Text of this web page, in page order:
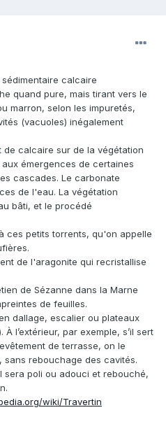
calcaire
quand pure, mais tirant vers le
marron, selon les impuretés,
(vacuoles) inégalement
calcaire sur de la végétation
émergences de certaines
cascades. Le carbonate
de l'eau. La végétation
bâti, et le procédé
ces petits torrents, qu'on appelle
de l'aragonite qui recristallise
de Sézanne dans la Marne
de feuilles.
dallage, escalier ou plateaux
l’extérieur, par exemple, s’il sert
de terrasse, on le
rebouchage des cavités.
sera poli ou adouci et rebouché,
wiki/Travertin